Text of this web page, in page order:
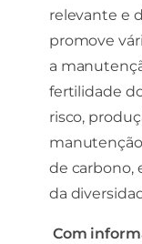
relevante e
promove
a
fertilidade
risco,
de carbono,
da
Com